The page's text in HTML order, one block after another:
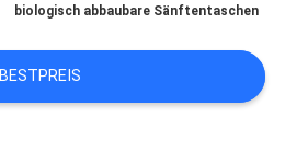
biologisch abbaubare Sänftentaschen
BESTPREIS